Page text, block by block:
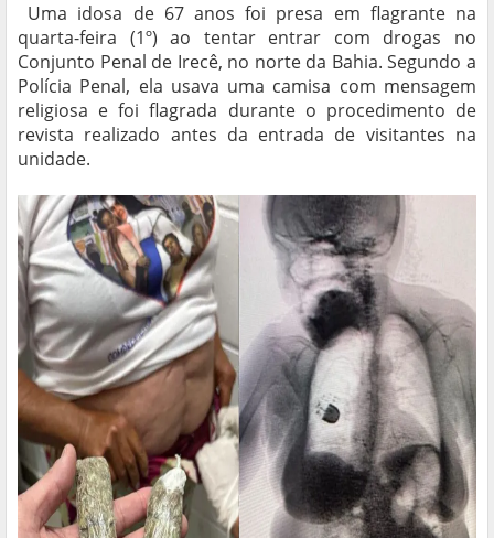
Uma idosa de 67 anos foi presa em flagrante na
quarta-feira (1º) ao tentar entrar com drogas no
Conjunto Penal de Irecê, no norte da Bahia. Segundo a
Polícia Penal, ela usava uma camisa com mensagem
religiosa e foi flagrada durante o procedimento de
revista realizado antes da entrada de visitantes na
unidade.